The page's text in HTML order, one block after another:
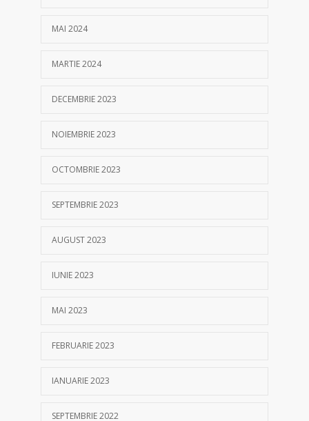
MAI 2024
MARTIE 2024
DECEMBRIE 2023
NOIEMBRIE 2023
OCTOMBRIE 2023
SEPTEMBRIE 2023
AUGUST 2023
IUNIE 2023
MAI 2023
FEBRUARIE 2023
IANUARIE 2023
SEPTEMBRIE 2022